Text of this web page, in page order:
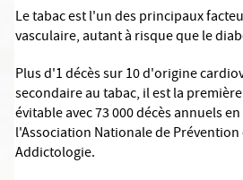
Le tabac est l'un des principaux
vasculaire, autant à risque que le
Plus d'1 décès sur 10 d'origine
secondaire au tabac, il est la
évitable avec 73 000 décès annuels
l'Association Nationale de
Addictologie.